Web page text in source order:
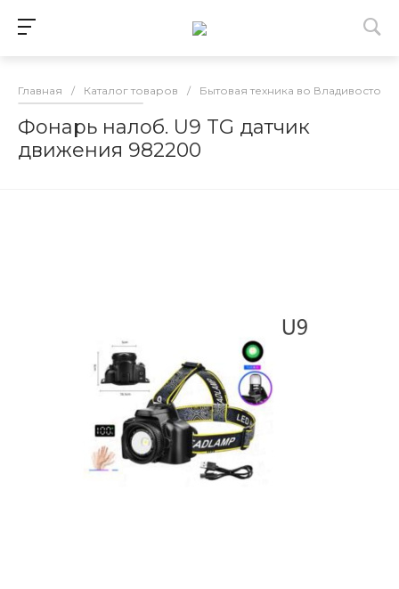
Главная / Каталог товаров / Бытовая техника во Владивостоке
Фонарь налоб. U9 TG датчик
движения 982200